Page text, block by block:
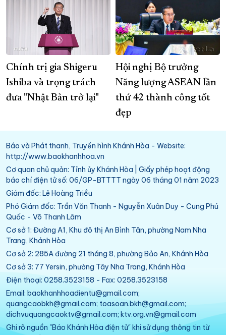
Chính trị gia Shigeru
Ishiba và trọng trách
đưa "Nhật Bản trở lại"
Hội nghị Bộ trưởng
Năng lượng ASEAN lần
thứ 42 thành công tốt
đẹp
Báo và Phát thanh, Truyền hình Khánh Hòa - Website:
http://www.baokhanhhoa.vn
Cơ quan chủ quản: Tỉnh ủy Khánh Hòa | Giấy phép hoạt động
báo chí điện tử số: 06/GP-BTTTT ngày 06 tháng 01 năm 2023
Giám đốc: Lê Hoàng Triều
Phó Giám đốc: Trần Văn Thanh - Nguyễn Xuân Duy - Cung Phú
Quốc - Võ Thanh Lâm
Cơ sở 1: Đường A1, Khu đô thị An Bình Tân, phường Nam Nha
Trang, Khánh Hòa
Cơ sở 2: 285A đường 21 tháng 8, phường Bảo An, Khánh Hòa
Cơ sở 3: 77 Yersin, phường Tây Nha Trang, Khánh Hòa
Điện thoại: 0258.3523158 - Fax: 0258.3523158
Email: baokhanhhoadientu@gmail.com;
quangcaobkh@gmail.com; toasoan.bkh@gmail.com;
dichvuquangcaoktv@gmail.com; ktv.org.vn@gmail.com
Ghi rõ nguồn "Báo Khánh Hòa điện tử" khi sử dụng thông tin từ